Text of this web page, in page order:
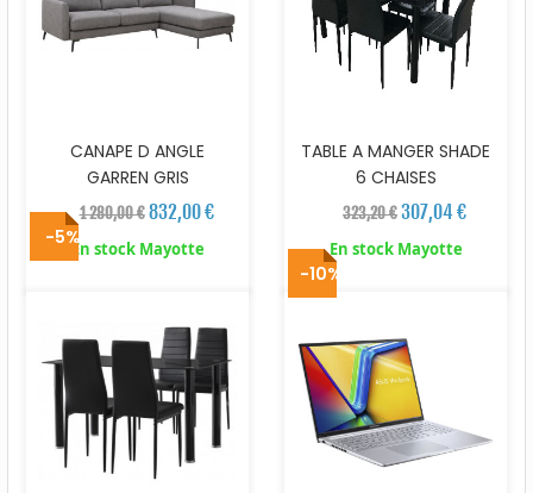
CANAPE D ANGLE
GARREN GRIS
1 280,00 € 832,00 €
En stock Mayotte
TABLE A MANGER SHADE
6 CHAISES
323,20 €307,04 €
En stock Mayotte
-5%
-10%